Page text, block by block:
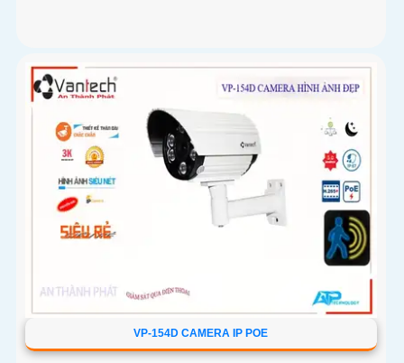
VP-154D CAMERA IP POE